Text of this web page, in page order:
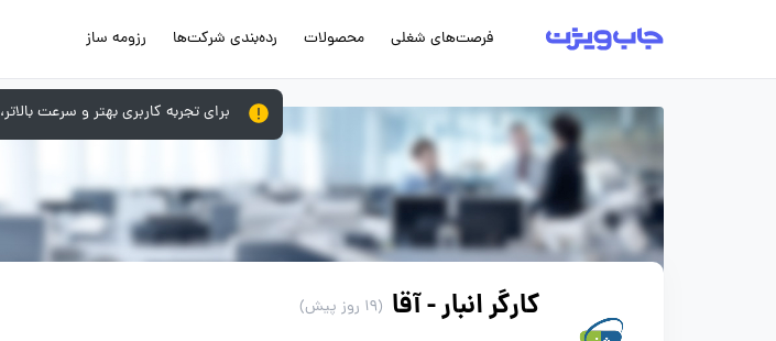
فرصت‌های شغلی محصولات رده‌بندی شرکت‌ها رزومه ساز
کارگر انبار - آقا (19 روز پیش)
برای تجربه کاربری بهتر و سرعت بالاتر، vpn خود را خاموش کنید.